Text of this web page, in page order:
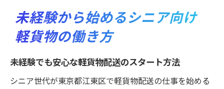
未経験から始めるシニア向け
軽貨物の働き方
未経験でも安心な軽貨物配送のスタート方法
シニア世代が東京都江東区で軽貨物配送の仕事を始める